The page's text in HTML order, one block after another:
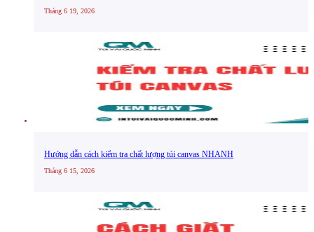
Tháng 6 19, 2026
Hướng dẫn cách kiểm tra chất lượng túi canvas NHANH
Tháng 6 15, 2026